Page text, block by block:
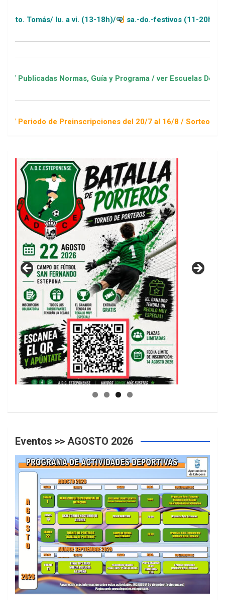
18h)/ sa.-do.-festivos (11-20h)
Guía y Programa / ver Escuelas Deportivas
del 20/7 al 16/8 / Sorteo 1 de septiembre
GUIA DE INSTALACIONES DEPORTIVAS
Eventos >> AGOSTO 2026